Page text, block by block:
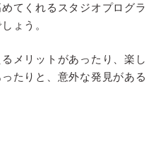
てくれるスタジオプログラ
ょう。
メリットがあったり、楽し
たりと、意外な発見がある